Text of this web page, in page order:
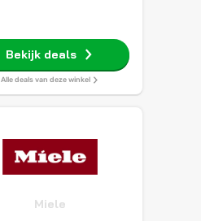
Bekijk deals
Alle deals van deze winkel
Miele